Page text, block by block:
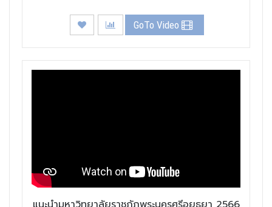
GoTo Video